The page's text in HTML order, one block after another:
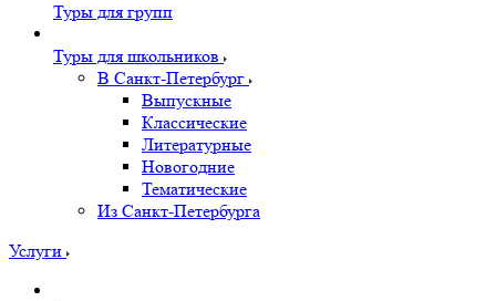
Туры для групп
Туры для школьников
В Санкт-Петербург
Выпускные
Классические
Литературные
Новогодние
Тематические
Из Санкт-Петербурга
Услуги